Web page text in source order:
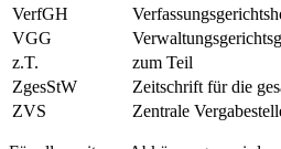
VerfGH
VGG
z.T.
zum Teil
ZgesStW
Zeitschrift für die
ZVS
Zentrale